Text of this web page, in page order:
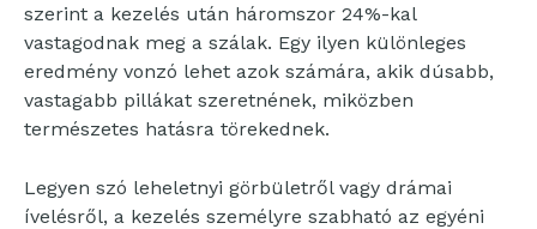
szerint a kezelés után háromszor 24%-kal
vastagodnak meg a szálak. Egy ilyen különleges
eredmény vonzó lehet azok számára, akik dúsabb,
vastagabb pillákat szeretnének, miközben
természetes hatásra törekednek.
Legyen szó leheletnyi görbületről vagy drámai
ívelésről, a kezelés személyre szabható az egyéni